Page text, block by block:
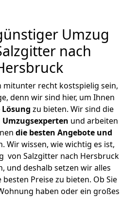
Umzug
nach
mitunter recht kostspielig sein,
denn wir sind hier, um Ihnen
Lösung zu bieten. Wir sind die
und arbeiten
die besten Angebote und
Wir wissen, wie wichtig es ist,
von Salzgitter nach Hersbruck
und deshalb setzen wir alles
Preise zu bieten. Ob Sie
haben oder ein großes